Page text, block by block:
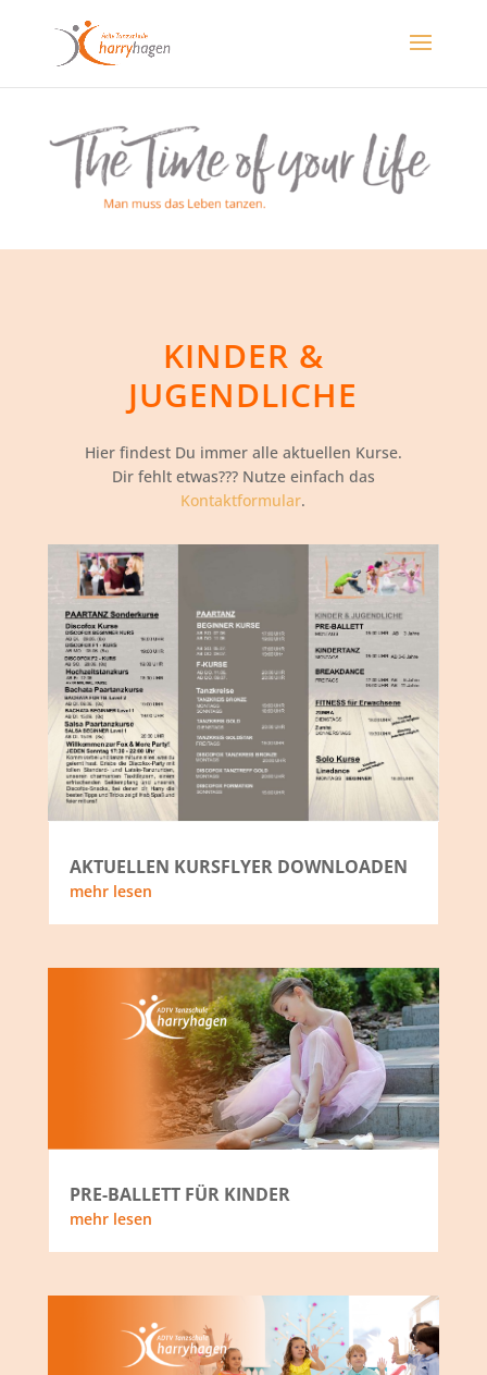
KINDER &
JUGENDLICHE
Hier findest Du immer alle aktuellen Kurse.
Dir fehlt etwas??? Nutze einfach das
Kontaktformular.
AKTUELLEN KURSFLYER DOWNLOADEN
mehr lesen
PRE-BALLETT FÜR KINDER
mehr lesen